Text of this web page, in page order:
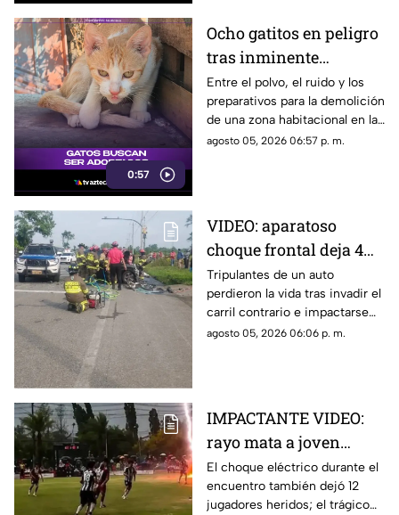
0:57
Ocho gatitos en peligro
tras inminente
demolición en la
colonia San Agustín de
Acapulco
Entre el polvo, el ruido y los
preparativos para la demolición
de una zona habitacional en la
colonia San Agustín, una
agosto 05, 2026 06:57 p. m.
VIDEO: aparatoso
choque frontal deja 4
muertos de una familia
Tripulantes de un auto
perdieron la vida tras invadir el
carril contrario e impactarse
contra un camión de ganado.
agosto 05, 2026 06:06 p. m.
IMPACTANTE VIDEO:
rayo mata a joven
futbolista en pleno
partido
El choque eléctrico durante el
encuentro también dejó 12
jugadores heridos; el trágico